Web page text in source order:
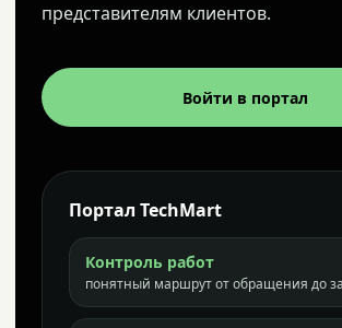
представителям клиентов.
Войти в портал
Портал TechMart
Контроль работ
понятный маршрут от обращения до